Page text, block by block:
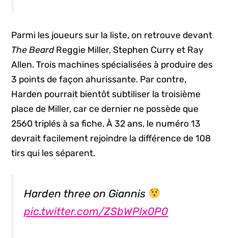
Parmi les joueurs sur la liste, on retrouve devant
The Beard Reggie Miller, Stephen Curry et Ray
Allen. Trois machines spécialisées à produire des
3 points de façon ahurissante. Par contre,
Harden pourrait bientôt subtiliser la troisième
place de Miller, car ce dernier ne possède que
2560 triplés à sa fiche. À 32 ans, le numéro 13
devrait facilement rejoindre la différence de 108
tirs qui les séparent.
Harden three on Giannis
pic.twitter.com/ZSbWPlx0P0